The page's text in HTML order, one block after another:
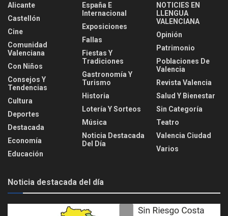
Alicante
Castellón
Cine
Comunidad
Valenciana
Con Niños
Consejos Y
Tendencias
Cultura
Deportes
Destacada
Economía
Educación
España E
Internacional
Exposiciones
Fallas
Fiestas Y
Tradiciones
Gastronomía Y
Turismo
Historia
Lotería Y Sorteos
Música
Noticia Destacada
Del Día
NOTICIES EN
LLENGUA
VALENCIANA
Opinión
Patrimonio
Poblaciones De
Valencia
Revista Valencia
Salud Y Bienestar
Sin Categoría
Teatro
Valencia Ciudad
Varios
Noticia destacada del día